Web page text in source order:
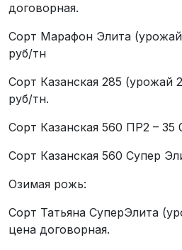
договорная.
Сорт Марафон Элита (урожай
руб/тн
Сорт Казанская 285 (урожай
руб/тн.
Сорт Казанская 560 ПР2 – 35
Сорт Казанская 560 Супер
Озимая рожь:
Сорт Татьяна СуперЭлита
цена договорная.